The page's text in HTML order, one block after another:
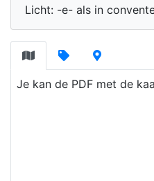
Licht: -e- als in
Je kan de PDF met de